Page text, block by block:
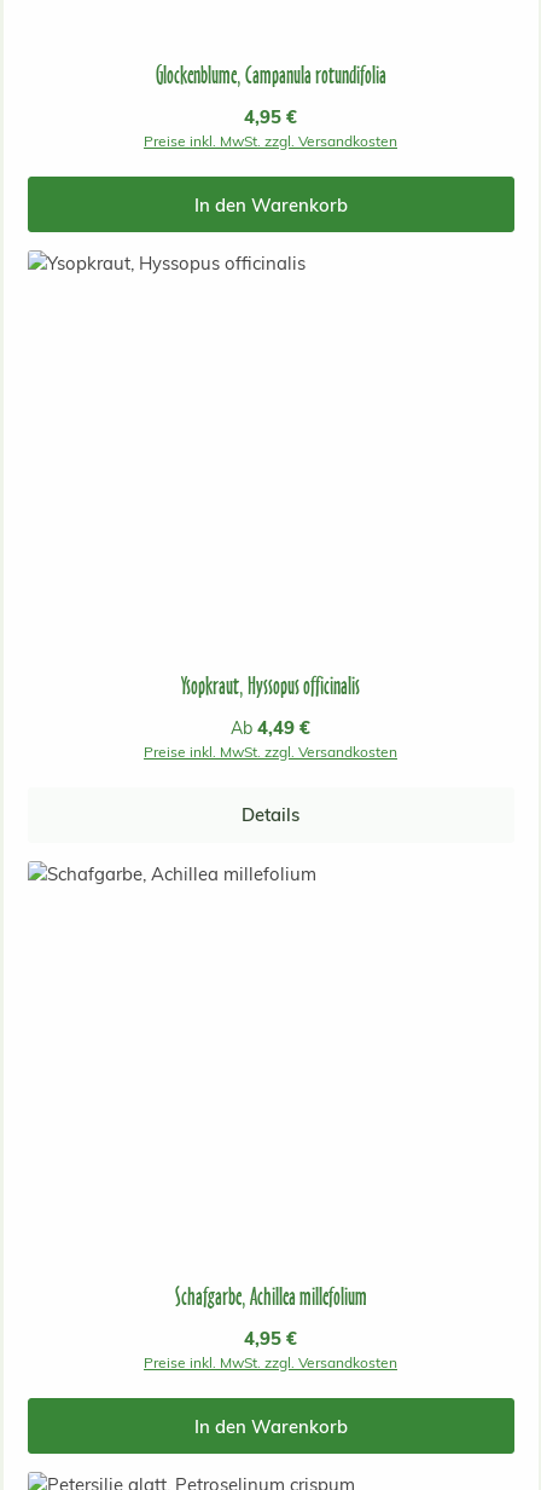
Glockenblume, Campanula rotundifolia
Regulärer Preis:
4,95 €
Preise inkl. MwSt. zzgl. Versandkosten
In den Warenkorb
Ysopkraut, Hyssopus officinalis
Regulärer Preis:
Ab 4,49 €
Preise inkl. MwSt. zzgl. Versandkosten
Details
Schafgarbe, Achillea millefolium
Regulärer Preis:
4,95 €
Preise inkl. MwSt. zzgl. Versandkosten
In den Warenkorb